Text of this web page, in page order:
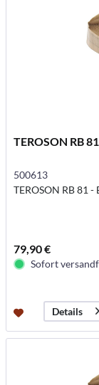
TEROSON RB
500613
TEROSON RB 81
79,90 €
Sofort
Details